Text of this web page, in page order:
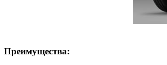
Преимущества: